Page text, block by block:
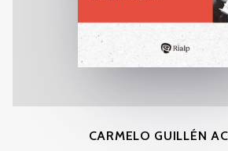
CARMELO GUILLÉN